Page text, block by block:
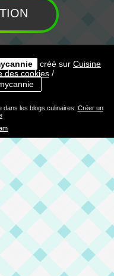
créé sur Cuisine
des cookies /
les blogs culinaires. Créer un